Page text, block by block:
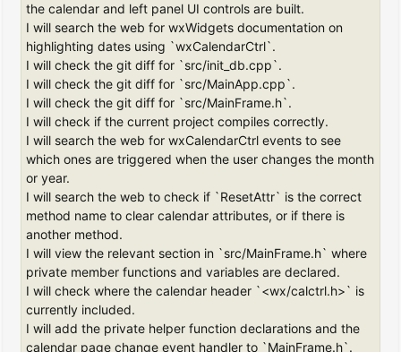
the calendar and left panel UI controls are built.
I will search the web for wxWidgets documentation on
highlighting dates using `wxCalendarCtrl`.
I will check the git diff for `src/init_db.cpp`.
I will check the git diff for `src/MainApp.cpp`.
I will check the git diff for `src/MainFrame.h`.
I will check if the current project compiles correctly.
I will search the web for wxCalendarCtrl events to see
which ones are triggered when the user changes the month
or year.
I will search the web to check if `ResetAttr` is the correct
method name to clear calendar attributes, or if there is
another method.
I will view the relevant section in `src/MainFrame.h` where
private member functions and variables are declared.
I will check where the calendar header `<wx/calctrl.h>` is
currently included.
I will add the private helper function declarations and the
calendar page change event handler to `MainFrame.h`.